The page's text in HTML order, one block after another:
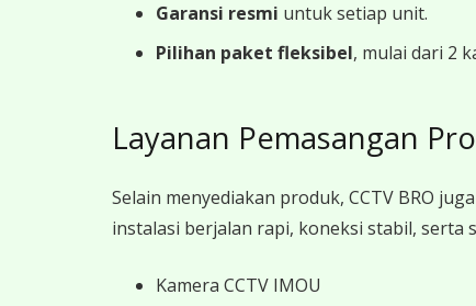
Garansi resmi untuk setiap unit.
Pilihan paket fleksibel, mulai dari 2
Layanan Pemasangan
Selain menyediakan produk, CCTV BRO
instalasi berjalan rapi, koneksi stabil, serta
Kamera CCTV IMOU